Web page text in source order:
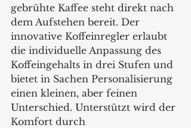
gebrühte Kaffee steht direkt nach
dem Aufstehen bereit. Der
innovative Koffeinregler erlaubt
die individuelle Anpassung des
Koffeingehalts in drei Stufen und
bietet in Sachen Personalisierung
einen kleinen, aber feinen
Unterschied. Unterstützt wird der
Komfort durch